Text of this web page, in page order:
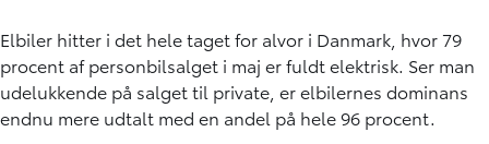
Elbiler hitter i det hele taget for alvor i Danmark, hvor 79
procent af personbilsalget i maj er fuldt elektrisk. Ser man
udelukkende på salget til private, er elbilernes dominans
endnu mere udtalt med en andel på hele 96 procent.